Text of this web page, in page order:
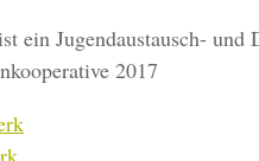
2017